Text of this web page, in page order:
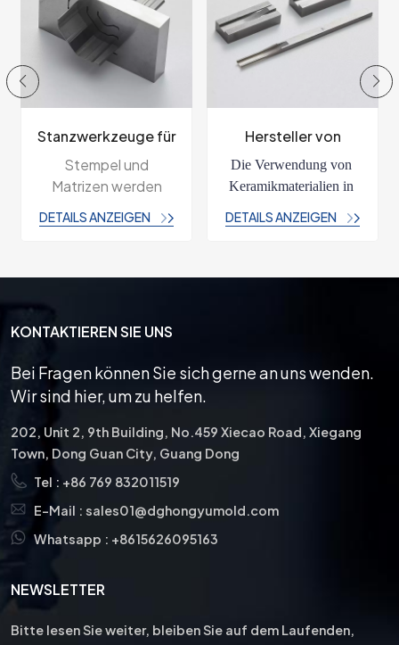
Hersteller von
Stanzwerkzeugen
für Metallstanzen,
Werkzeuge
Die Verwendung von
Keramikmaterialien in
bietet Vorteile wie eine
Wartungs- und
verbesserte thermische
Stabilität und
Verschleiß, Reibung,
Korrosion und Probleme
mit der elektrischen
Leitfähigkeit.
DETAILS ANZEIGEN
Hartmetall-
Schneidwerkzeuge
Formenersatzteile
Präzisionsstempel und
Matrizenkomponenten
entscheidende
Vielseitigkeit machen sie
hochwertige
Lochstanz-, Form- und
erfordern. Wir
DETAILS ANZEIGEN
KONTAKTIEREN SIE UNS
Bei Fragen können Sie sich gerne an uns wenden.
Wir sind hier, um zu helfen.
202, Unit 2, 9th Building, No.459 Xiecao Road, Xiegang
Town, Dong Guan City, Guang Dong
Tel : +86 769 832011519
E-Mail : sales01@dghongyumold.com
Whatsapp : +8615626095163
NEWSLETTER
Bitte lesen Sie weiter, bleiben Sie auf dem Laufenden,